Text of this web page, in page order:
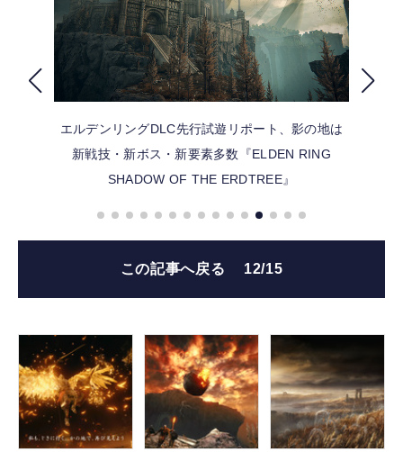
FOLLOW US
エルデンリングDLC先行試遊リポート、影の地は
新戦技・新ボス・新要素多数『ELDEN RING
SHADOW OF THE ERDTREE』
この記事へ戻る 12/15